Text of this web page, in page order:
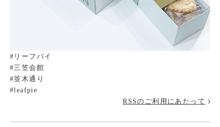
#リーフパイ
#三笠会館
#並木通り
#leafpie
RSSのご利用にあたって